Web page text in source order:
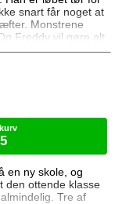
snart får noget at
Monstrene
Freddy vil gøre alt
en ny skole, og
den ottende klasse
Tre af